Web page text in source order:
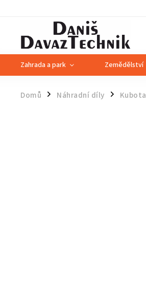
Zahrada a park Zemědělství
Domů / Náhradní díly / Kubota